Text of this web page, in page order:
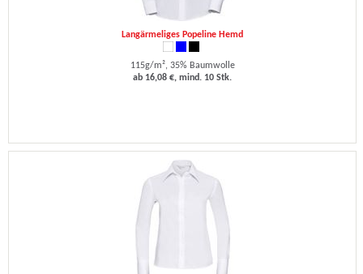
Langärmeliges Popeline Hemd
115g/m², 35% Baumwolle
ab 16,08 €, mind. 10 Stk.